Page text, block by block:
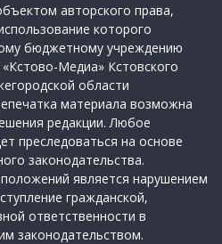
авторского права,
которого
бюджетному учреждению
Медиа» Кстовского
области
материала возможна
редакции. Любое
преследоваться на основе
законодательства.
является нарушением
гражданской,
ответственности в
законодательством.